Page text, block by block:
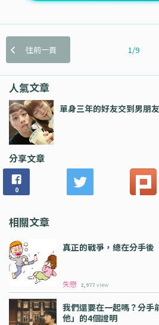
往前一頁 1/9
人氣文章
單身三年的好友交到男朋
分享文章
0
相關文章
真正的戰爭，總在分手後
失戀 2,977 view
我們還要在一起嗎？分手
他」的4個證明